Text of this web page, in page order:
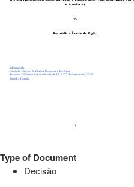
Type of Document
Decisão